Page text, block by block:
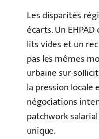
Les disparités
écarts. Un
lits vides et un
pas les mêmes
urbaine sur-
la pression locale
négociations
patchwork
unique.